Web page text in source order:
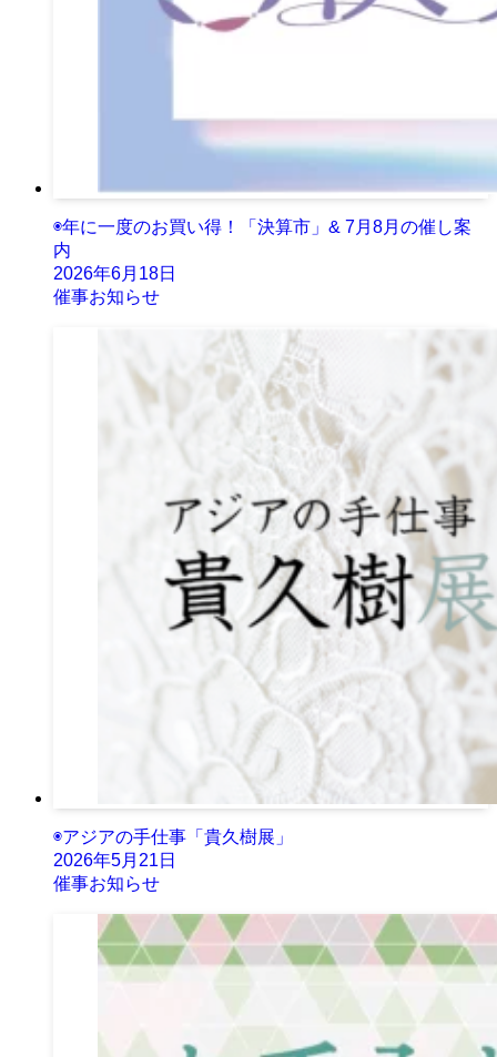
◉年に一度のお買い得！「決算市」& 7月8月の催し案
内
2026年6月18日
催事お知らせ
◉アジアの手仕事「貴久樹展」
2026年5月21日
催事お知らせ